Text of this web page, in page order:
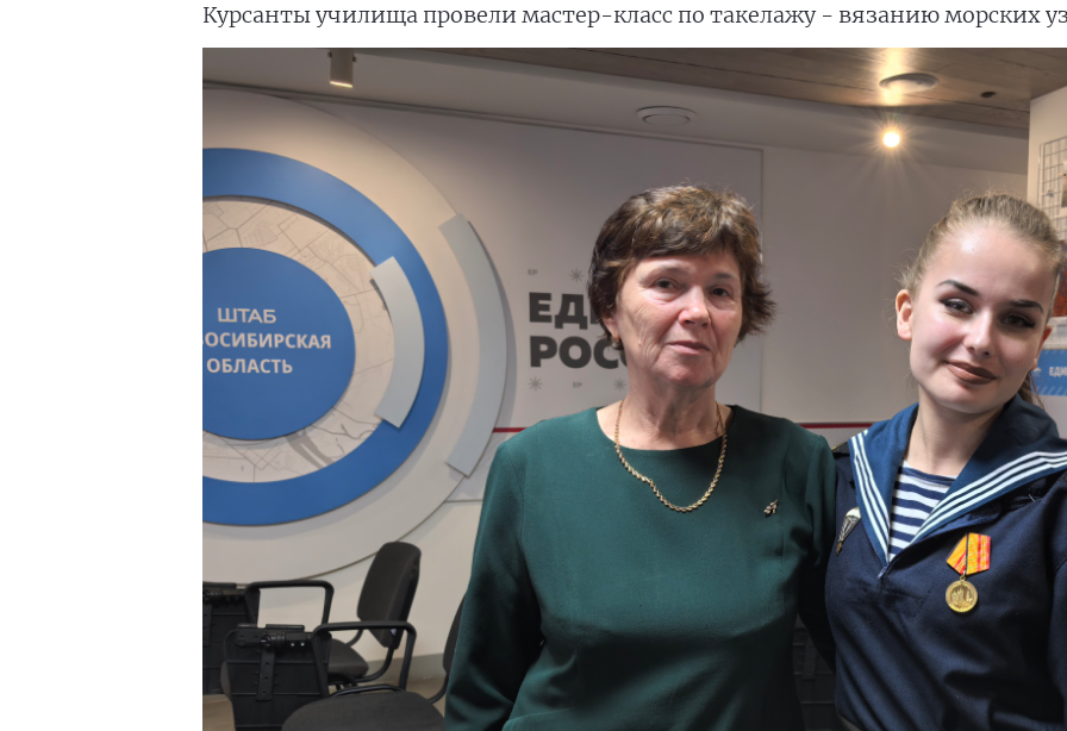
Курсанты училища провели мастер-класс по такелажу - вязанию морских